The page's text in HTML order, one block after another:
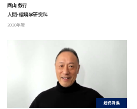
西山 教行
人間・環境学研究科
2020年度
最終講義